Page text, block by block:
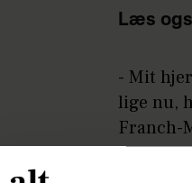
Læs
- Mit
lige nu,
Franch-